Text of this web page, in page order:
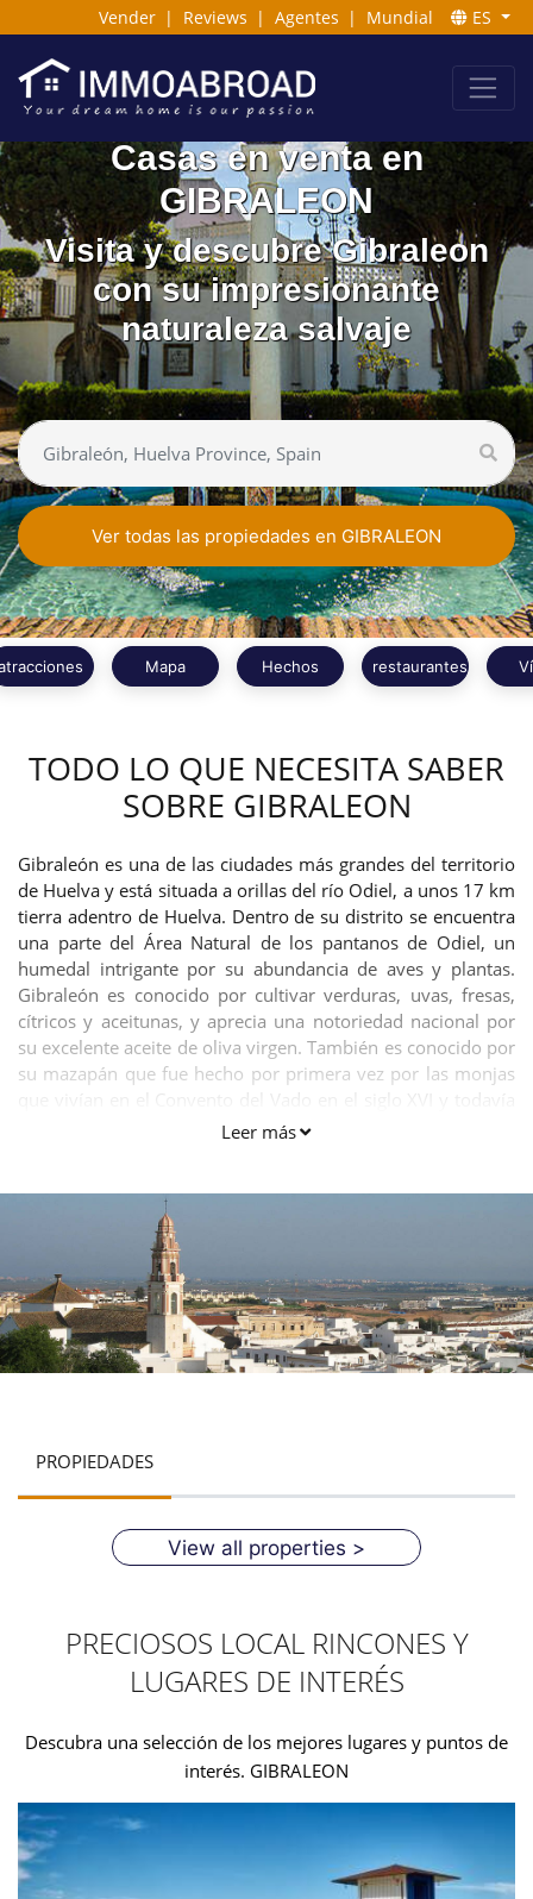
Vender | Reviews | Agentes | Mundial ES
Casas en venta en
GIBRALEON
Visita y descubre Gibraleon
con su impresionante
naturaleza salvaje
Ver todas las propiedades en GIBRALEON
Mapa Hechos restaurantes
TODO LO QUE NECESITA SABER
SOBRE GIBRALEON
Gibraleón es una de las ciudades más grandes del territorio
de Huelva y está situada a orillas del río Odiel, a unos 17 km
tierra adentro de Huelva. Dentro de su distrito se encuentra
una parte del Área Natural de los pantanos de Odiel, un
humedal intrigante por su abundancia de aves y plantas.
Gibraleón es conocido por cultivar verduras, uvas, fresas,
cítricos y aceitunas, y aprecia una notoriedad nacional por
su excelente aceite de oliva virgen. También es conocido por
su mazapán que fue hecho por primera vez por las monjas
se hace a la receta original.Leer más
PROPIEDADES
View all properties >
PRECIOSOS LOCAL RINCONES Y
LUGARES DE INTERÉS
Descubra una selección de los mejores lugares y puntos de
interés. GIBRALEON